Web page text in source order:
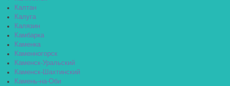
Калтан
Калуга
Калязин
Камбарка
Каменка
Каменногорск
Каменск-Уральский
Каменск-Шахтинский
Камень-на-Оби